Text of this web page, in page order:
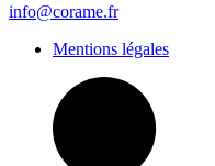
info@corame.fr
Mentions légales